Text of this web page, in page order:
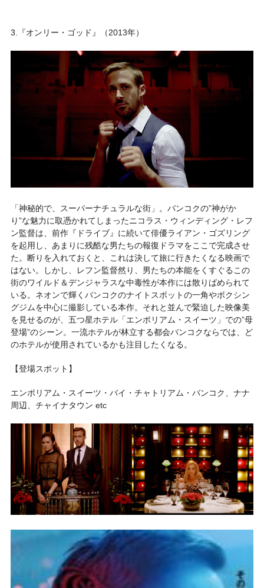
3.『オンリー・ゴッド』（2013年）
「神秘的で、スーパーナチュラルな街」。バンコクの”神がか
り”な魅力に取憑かれてしまったニコラス・ウィンディング・レフ
ン監督は、前作『ドライブ』に続いて俳優ライアン・ゴズリング
を起用し、あまりに残酷な男たちの報復ドラマをここで完成させ
た。断りを入れておくと、これは決して旅に行きたくなる映画で
はない。しかし、レフン監督然り、男たちの本能をくすぐるこの
街のワイルド＆デンジャラスな中毒性が本作には散りばめられて
いる。ネオンで輝くバンコクのナイトスポットの一角やボクシン
グジムを中心に撮影している本作。それと並んで緊迫した映像美
を見せるのが、五つ星ホテル「エンポリアム・スイーツ」での”母
登場”のシーン。一流ホテルが林立する都会バンコクならでは、ど
のホテルが使用されているかも注目したくなる。
【登場スポット】
エンポリアム・スイーツ・バイ・チャトリアム・バンコク、ナナ
周辺、チャイナタウン etc